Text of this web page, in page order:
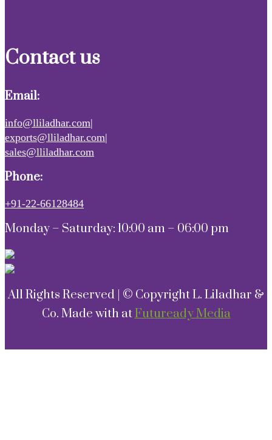
Contact us
Email:
info@lliladhar.com|
exports@lliladhar.com|
sales@lliladhar.com
Phone:
+91-22-66128484
Monday – Saturday: 10:00 am – 06:00 pm
All Rights Reserved | © Copyright L. Liladhar &
Co. Made with atFutuready Media